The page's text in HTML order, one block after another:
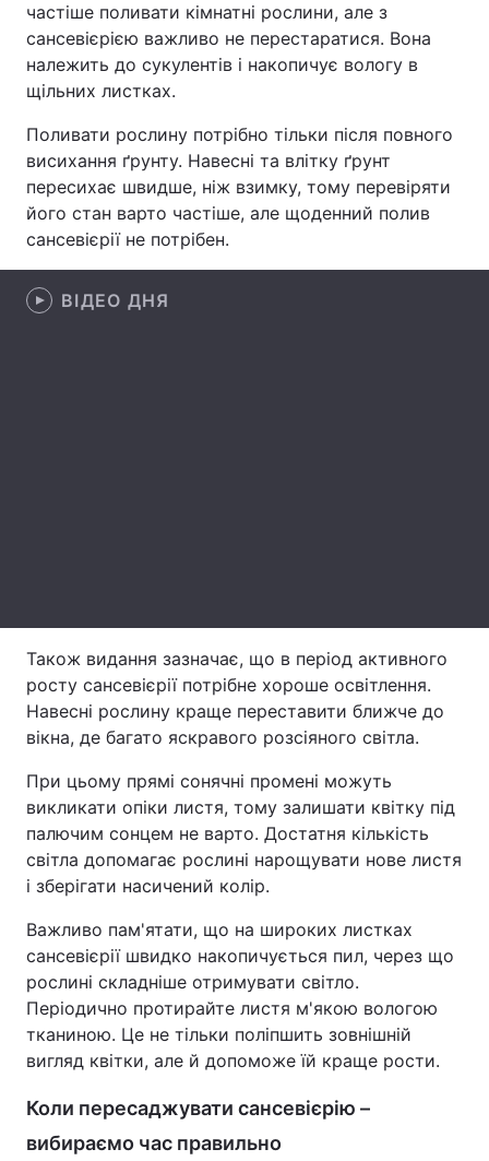
Лайт
Зброя Інциденти
Цікавинки Погода
Екологія Регіони
Лонгріди
частіше поливати кімнатні рослини, але з
сансевієрією важливо не перестаратися. Вона
належить до сукулентів і накопичує вологу в
щільних листках.
Поливати рослину потрібно тільки після повного
висихання ґрунту. Навесні та влітку ґрунт
пересихає швидше, ніж взимку, тому перевіряти
його стан варто частіше, але щоденний полив
сансевієрії не потрібен.
ВІДЕО ДНЯ
Також видання зазначає, що в період активного
росту сансевієрії потрібне хороше освітлення.
Навесні рослину краще переставити ближче до
вікна, де багато яскравого розсіяного світла.
При цьому прямі сонячні промені можуть
викликати опіки листя, тому залишати квітку під
палючим сонцем не варто. Достатня кількість
світла допомагає рослині нарощувати нове листя
і зберігати насичений колір.
Важливо пам'ятати, що на широких листках
сансевієрії швидко накопичується пил, через що
рослині складніше отримувати світло.
Періодично протирайте листя м'якою вологою
тканиною. Це не тільки поліпшить зовнішній
вигляд квітки, але й допоможе їй краще рости.
Коли пересаджувати сансевієрію –
вибираємо час правильно